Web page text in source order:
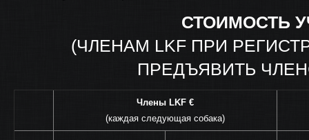
СТОИМОСТЬ
(ЧЛЕНАМ LKF ПРИ
ПРЕДЪЯВИТЬ
Члены LKF €
(каждая следующая собака)